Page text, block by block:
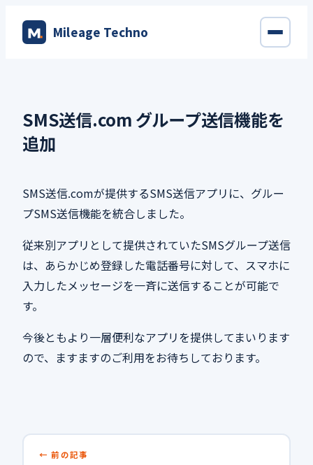
Mileage Techno
SMS送信.com グループ送信機能を
追加
SMS送信.comが提供するSMS送信アプリに、グルー
プSMS送信機能を統合しました。
従来別アプリとして提供されていたSMSグループ送信
は、あらかじめ登録した電話番号に対して、スマホに
入力したメッセージを一斉に送信することが可能で
す。
今後ともより一層便利なアプリを提供してまいります
ので、ますますのご利用をお待ちしております。
前の記事